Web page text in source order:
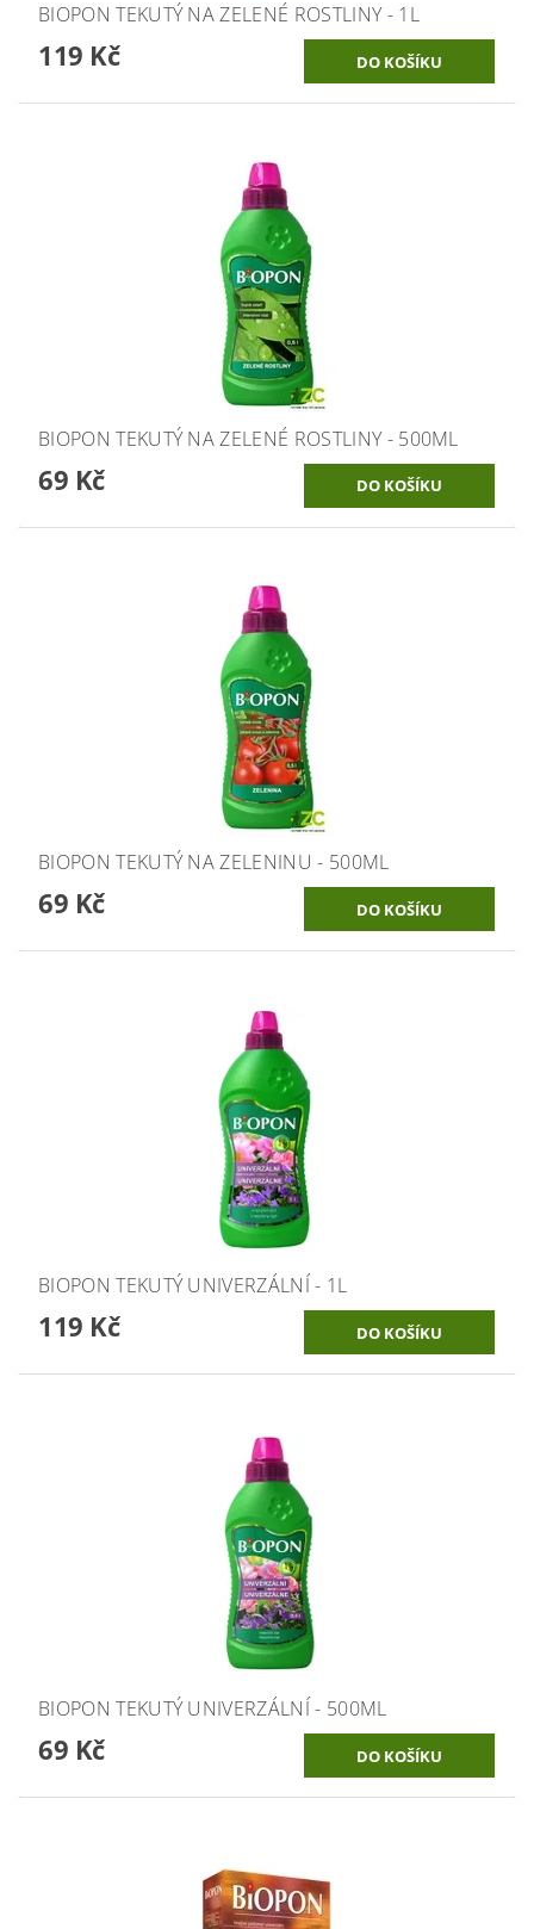
BIOPON TEKUTÝ NA ZELENÉ ROSTLINY - 1L
119 Kč
BIOPON TEKUTÝ NA ZELENÉ ROSTLINY - 500ML
69 Kč
BIOPON TEKUTÝ NA ZELENINU - 500ML
69 Kč
BIOPON TEKUTÝ UNIVERZÁLNÍ - 1L
119 Kč
BIOPON TEKUTÝ UNIVERZÁLNÍ - 500ML
69 Kč